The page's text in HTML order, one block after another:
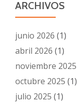
ARCHIVOS
junio 2026 (1)
abril 2026 (1)
noviembre 2025
octubre 2025 (1)
julio 2025 (1)